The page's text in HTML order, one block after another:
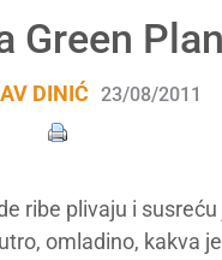
Green
DINIĆ 23/08/2011
ribe plivaju i susreću
omladino, kakva je